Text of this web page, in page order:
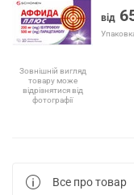
Зовнішній вигляд
товару може
відрізнятися від
фотографії
від
Все про товар